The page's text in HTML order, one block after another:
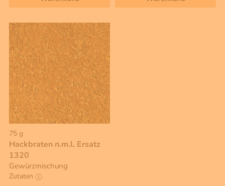
75 g
Hackbraten n.m.l. Ersatz
1320
Gewürzmischung
Zutaten